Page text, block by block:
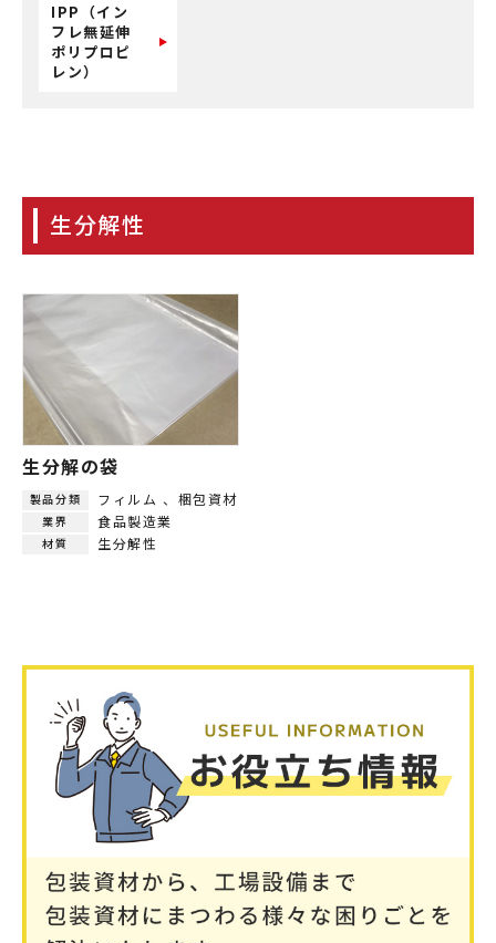
IPP（イン
フレ無延伸
ポリプロピ
レン）
生分解性
生分解の袋
製品分類 フィルム 梱包資材
業界 食品製造業
材質 生分解性